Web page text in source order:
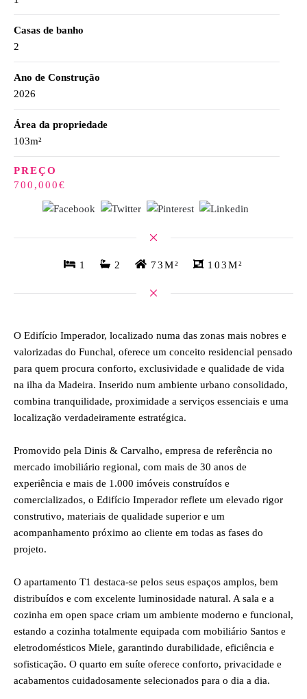
Casas de banho
2
Ano de Construção
2026
Área da propriedade
103m²
PREÇO
700,000€
1 2 73M² 103M²
O Edifício Imperador, localizado numa das zonas mais nobres e
valorizadas do Funchal, oferece um conceito residencial pensado
para quem procura conforto, exclusividade e qualidade de vida
na ilha da Madeira. Inserido num ambiente urbano consolidado,
combina tranquilidade, proximidade a serviços essenciais e uma
localização verdadeiramente estratégica.
Promovido pela Dinis & Carvalho, empresa de referência no
mercado imobiliário regional, com mais de 30 anos de
experiência e mais de 1.000 imóveis construídos e
comercializados, o Edifício Imperador reflete um elevado rigor
construtivo, materiais de qualidade superior e um
acompanhamento próximo ao cliente em todas as fases do
projeto.
O apartamento T1 destaca-se pelos seus espaços amplos, bem
distribuídos e com excelente luminosidade natural. A sala e a
cozinha em open space criam um ambiente moderno e funcional,
estando a cozinha totalmente equipada com mobiliário Santos e
eletrodomésticos Miele, garantindo durabilidade, eficiência e
sofisticação. O quarto em suíte oferece conforto, privacidade e
acabamentos cuidadosamente selecionados para o dia a dia.